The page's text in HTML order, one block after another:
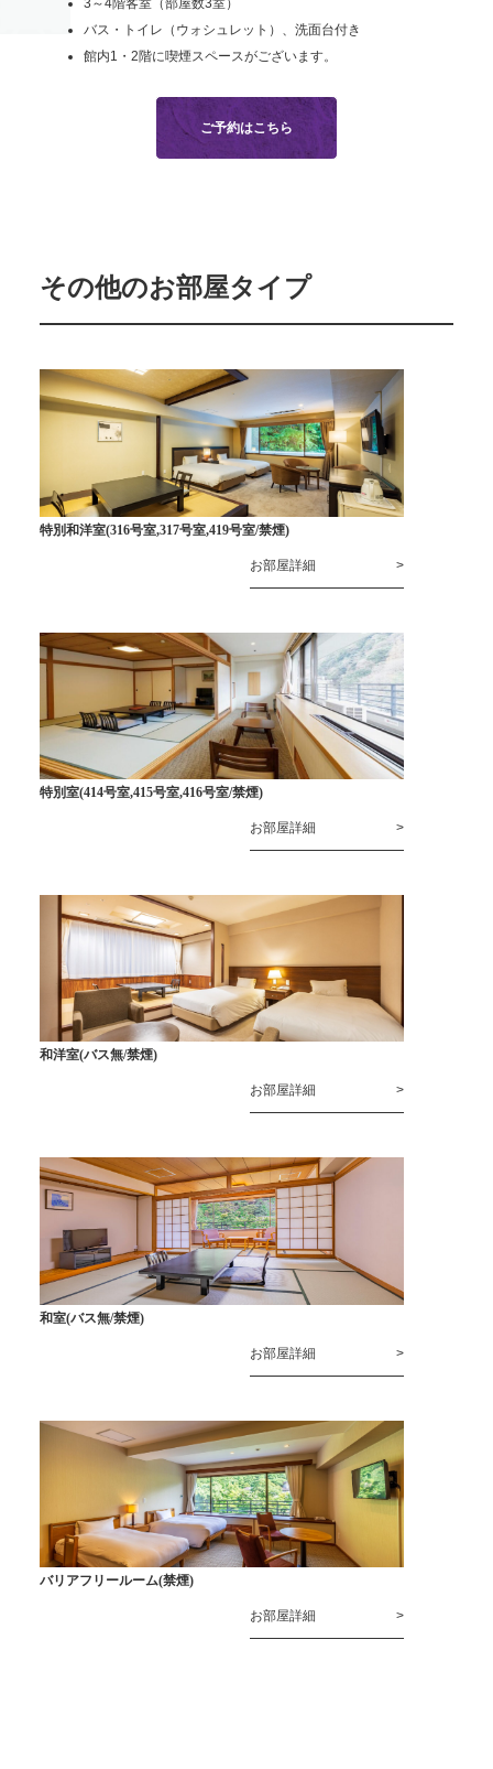
3～4階客室（部屋数3室）
バス・トイレ（ウォシュレット）、洗面台付き
館内1・2階に喫煙スペースがございます。
ご予約はこちら
その他のお部屋タイプ
特別和洋室(316号室,317号室,419号室/禁煙)
お部屋詳細
特別室(414号室,415号室,416号室/禁煙)
お部屋詳細
和洋室(バス無/禁煙)
お部屋詳細
和室(バス無/禁煙)
お部屋詳細
バリアフリールーム(禁煙)
お部屋詳細